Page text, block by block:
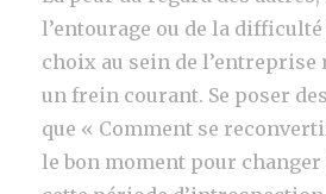
l’entourage ou de la
choix au sein de l’entreprise
un frein courant. Se poser
que « Comment se
le bon moment pour